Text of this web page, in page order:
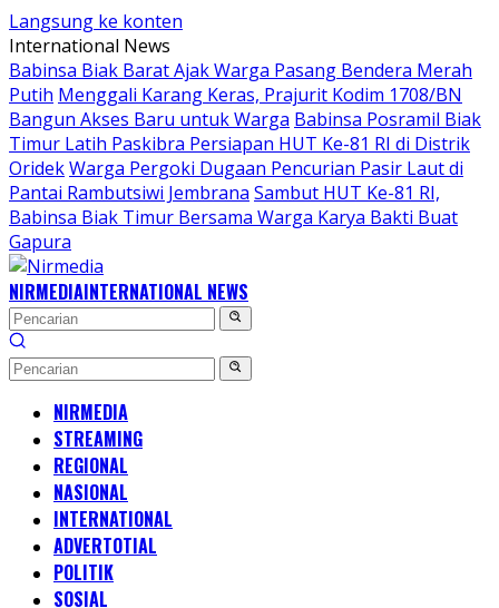
Langsung ke konten
International News
Babinsa Biak Barat Ajak Warga Pasang Bendera Merah
Putih Menggali Karang Keras, Prajurit Kodim 1708/BN
Bangun Akses Baru untuk Warga Babinsa Posramil Biak
Timur Latih Paskibra Persiapan HUT Ke-81 RI di Distrik
OridekWarga Pergoki Dugaan Pencurian Pasir Laut di
Pantai Rambutsiwi Jembrana Sambut HUT Ke-81 RI,
Babinsa Biak Timur Bersama Warga Karya Bakti Buat
Gapura
NIRMEDIAINTERNATIONAL NEWS
NIRMEDIA
STREAMING
REGIONAL
NASIONAL
INTERNATIONAL
ADVERTOTIAL
POLITIK
SOSIAL